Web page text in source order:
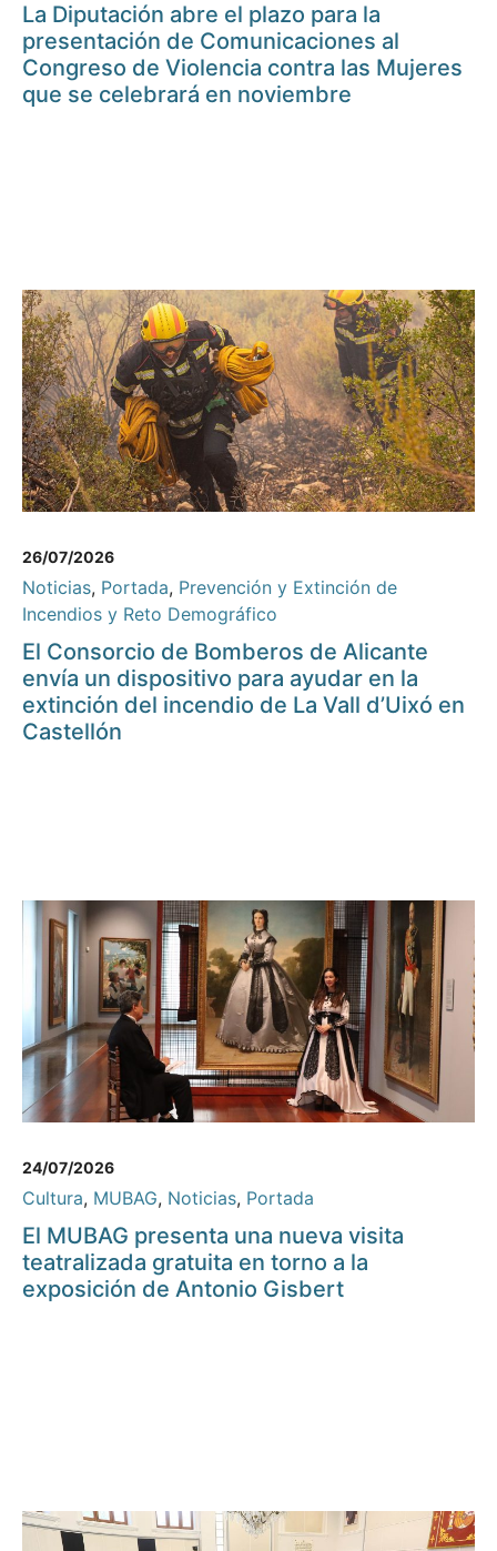
La Diputación abre el plazo para la
presentación de Comunicaciones al
Congreso de Violencia contra las Mujeres
que se celebrará en noviembre
26/07/2026
Noticias, Portada, Prevención y Extinción de
Incendios y Reto Demográfico
El Consorcio de Bomberos de Alicante
envía un dispositivo para ayudar en la
extinción del incendio de La Vall d’Uixó en
Castellón
24/07/2026
Cultura, MUBAG, Noticias, Portada
El MUBAG presenta una nueva visita
teatralizada gratuita en torno a la
exposición de Antonio Gisbert